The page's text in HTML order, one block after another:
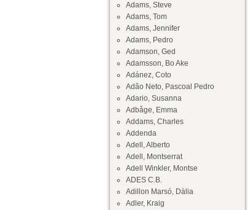
Adams, Steve
Adams, Tom
Adams, Jennifer
Adams, Pedro
Adamson, Ged
Adamsson, Bo Ake
Adánez, Coto
Adâo Neto, Pascoal Pedro
Adario, Susanna
Adbåge, Emma
Addams, Charles
Addenda
Adell, Alberto
Adell, Montserrat
Adell Winkler, Montse
ADES C.B.
Adillon Marsó, Dàlia
Adler, Kraig